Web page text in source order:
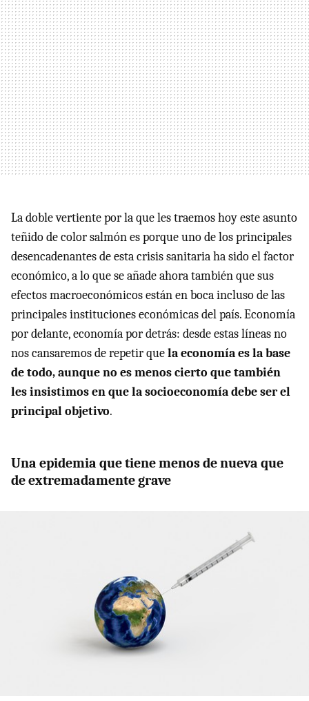
La doble vertiente por la que les traemos hoy este asunto
teñido de color salmón es porque uno de los principales
desencadenantes de esta crisis sanitaria ha sido el factor
económico, a lo que se añade ahora también que sus
efectos macroeconómicos están en boca incluso de las
principales instituciones económicas del país. Economía
por delante, economía por detrás: desde estas líneas no
nos cansaremos de repetir quela economía es la base
de todo, aunque no es menos cierto que también
les insistimos en que la socioeconomía debe ser el
principal objetivo.
Una epidemia que tiene menos de nueva que
de extremadamente grave